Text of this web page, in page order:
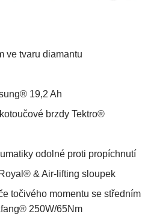
ve tvaru diamantu
19,2 Ah
brzdy Tektro®
odolné proti propíchnutí
& Air-lifting sloupek
točivého momentu se středním
250W/65Nm